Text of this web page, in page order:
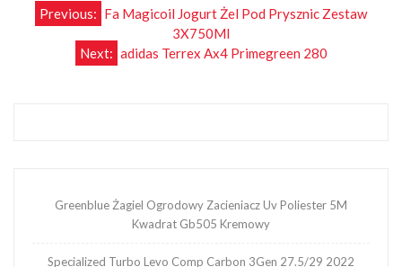
Nawigacja
wpisu
Previous: Fa Magicoil Jogurt Żel Pod Prysznic Zestaw
3X750Ml
Next: adidas Terrex Ax4 Primegreen 280
Greenblue Żagiel Ogrodowy Zacieniacz Uv Poliester 5M
Kwadrat Gb505 Kremowy
Specialized Turbo Levo Comp Carbon 3Gen 27.5/29 2022